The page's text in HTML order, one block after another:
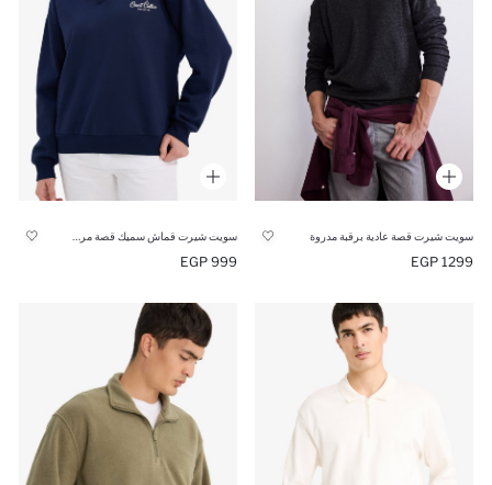
سويت شيرت قصة عادية برقبة مدروة
1299 EGP
999 EGP